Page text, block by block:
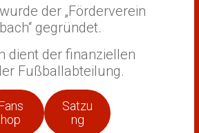
der „Förderverein
gegründet.
dient der finanziellen
Fußballabteilung.
hop
Satzu
ng